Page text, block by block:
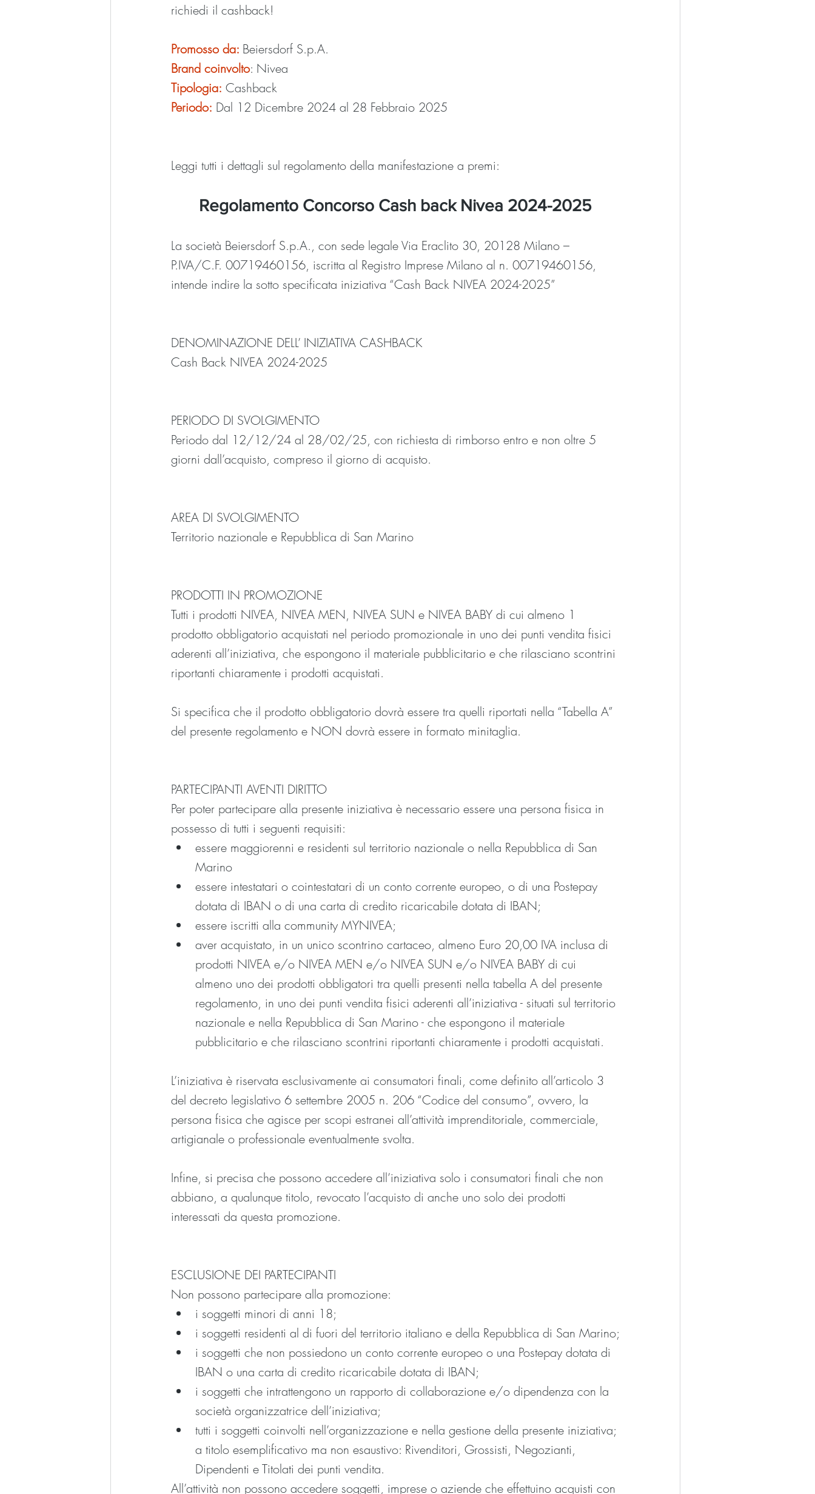
richiedi il cashback!
Promosso da: Beiersdorf S.p.A.
Brand coinvolto: Nivea
Tipologia: Cashback
Periodo: Dal 12 Dicembre 2024 al 28 Febbraio 2025
Leggi tutti i dettagli sul regolamento della manifestazione a premi:
Regolamento Concorso Cash back Nivea 2024-2025
La società Beiersdorf S.p.A., con sede legale Via Eraclito 30, 20128 Milano –
P.IVA/C.F. 00719460156, iscritta al Registro Imprese Milano al n. 00719460156,
intende indire la sotto specificata iniziativa “Cash Back NIVEA 2024-2025”
DENOMINAZIONE DELL’ INIZIATIVA CASHBACK
Cash Back NIVEA 2024-2025
PERIODO DI SVOLGIMENTO
Periodo dal 12/12/24 al 28/02/25, con richiesta di rimborso entro e non oltre 5
giorni dall’acquisto, compreso il giorno di acquisto.
AREA DI SVOLGIMENTO
Territorio nazionale e Repubblica di San Marino
PRODOTTI IN PROMOZIONE
Tutti i prodotti NIVEA, NIVEA MEN, NIVEA SUN e NIVEA BABY di cui almeno 1
prodotto obbligatorio acquistati nel periodo promozionale in uno dei punti vendita fisici
aderenti all’iniziativa, che espongono il materiale pubblicitario e che rilasciano scontrini
riportanti chiaramente i prodotti acquistati.
Si specifica che il prodotto obbligatorio dovrà essere tra quelli riportati nella “Tabella A”
del presente regolamento e NON dovrà essere in formato minitaglia.
PARTECIPANTI AVENTI DIRITTO
Per poter partecipare alla presente iniziativa è necessario essere una persona fisica in
possesso di tutti i seguenti requisiti:
essere maggiorenni e residenti sul territorio nazionale o nella Repubblica di San
Marino
essere intestatari o cointestatari di un conto corrente europeo, o di una Postepay
dotata di IBAN o di una carta di credito ricaricabile dotata di IBAN;
essere iscritti alla community MYNIVEA;
aver acquistato, in un unico scontrino cartaceo, almeno Euro 20,00 IVA inclusa di
prodotti NIVEA e/o NIVEA MEN e/o NIVEA SUN e/o NIVEA BABY di cui
almeno uno dei prodotti obbligatori tra quelli presenti nella tabella A del presente
regolamento, in uno dei punti vendita fisici aderenti all’iniziativa - situati sul territorio
nazionale e nella Repubblica di San Marino - che espongono il materiale
pubblicitario e che rilasciano scontrini riportanti chiaramente i prodotti acquistati.
L’iniziativa è riservata esclusivamente ai consumatori finali, come definito all’articolo 3
del decreto legislativo 6 settembre 2005 n. 206 “Codice del consumo”, ovvero, la
persona fisica che agisce per scopi estranei all’attività imprenditoriale, commerciale,
artigianale o professionale eventualmente svolta.
Infine, si precisa che possono accedere all’iniziativa solo i consumatori finali che non
abbiano, a qualunque titolo, revocato l’acquisto di anche uno solo dei prodotti
interessati da questa promozione.
ESCLUSIONE DEI PARTECIPANTI
Non possono partecipare alla promozione:
i soggetti minori di anni 18;
i soggetti residenti al di fuori del territorio italiano e della Repubblica di San Marino;
i soggetti che non possiedono un conto corrente europeo o una Postepay dotata di
IBAN o una carta di credito ricaricabile dotata di IBAN;
i soggetti che intrattengono un rapporto di collaborazione e/o dipendenza con la
società organizzatrice dell’iniziativa;
tutti i soggetti coinvolti nell’organizzazione e nella gestione della presente iniziativa;
a titolo esemplificativo ma non esaustivo: Rivenditori, Grossisti, Negozianti,
Dipendenti e Titolati dei punti vendita.
All’attività non possono accedere soggetti, imprese o aziende che effettuino acquisti con